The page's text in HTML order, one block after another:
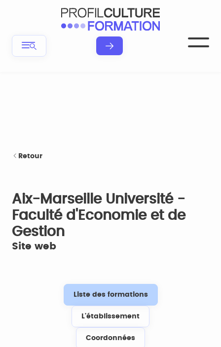
Retour
Aix-Marseille Université -
Faculté d'Economie et de
Gestion
Site web
Liste des formations
L'établissement
Coordonnées